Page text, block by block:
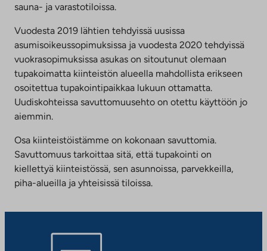
sauna- ja varastotiloissa.
Vuodesta 2019 lähtien tehdyissä uusissa
asumisoikeussopimuksissa ja vuodesta 2020 tehdyissä
vuokrasopimuksissa asukas on sitoutunut olemaan
tupakoimatta kiinteistön alueella mahdollista erikseen
osoitettua tupakointipaikkaa lukuun ottamatta.
Uudiskohteissa savuttomuusehto on otettu käyttöön jo
aiemmin.
Osa kiinteistöistämme on kokonaan savuttomia.
Savuttomuus tarkoittaa sitä, että tupakointi on
kiellettyä kiinteistössä, sen asunnoissa, parvekkeilla,
piha-alueilla ja yhteisissä tiloissa.